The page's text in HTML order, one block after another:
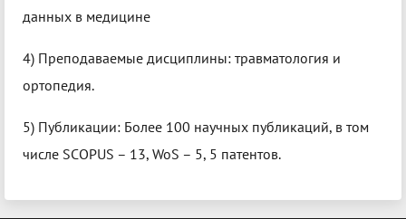
данных в медицине
4) Преподаваемые дисциплины: травматология и
ортопедия.
5) Публикации: Более 100 научных публикаций, в том
числе SCOPUS – 13, WoS – 5, 5 патентов.